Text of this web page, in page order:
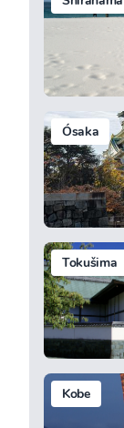
Ósaka
Tokušima
Kobe